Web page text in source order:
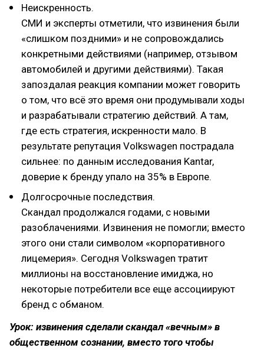
Неискренность.
СМИ и эксперты отметили, что извинения были
«слишком поздними» и не сопровождались
конкретными действиями (например, отзывом
автомобилей и другими действиями). Такая
запоздалая реакция компании может говорить
о том, что всё это время они продумывали ходы
и разрабатывали стратегию действий. А там,
где есть стратегия, искренности мало. В
результате репутация Volkswagen пострадала
сильнее: по данным исследования Kantar,
доверие к бренду упало на 35% в Европе.
Долгосрочные последствия.
Скандал продолжался годами, с новыми
разоблачениями. Извинения не помогли; вместо
этого они стали символом «корпоративного
лицемерия». Сегодня Volkswagen тратит
миллионы на восстановление имиджа, но
некоторые потребители все еще ассоциируют
бренд с обманом.
Урок: извинения сделали скандал «вечным» в
общественном сознании, вместо того чтобы